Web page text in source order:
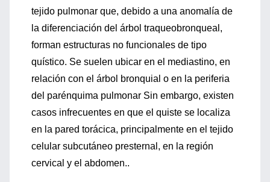
tejido pulmonar que, debido a una anomalía de
la diferenciación del árbol traqueobronqueal,
forman estructuras no funcionales de tipo
quístico. Se suelen ubicar en el mediastino, en
relación con el árbol bronquial o en la periferia
del parénquima pulmonar Sin embargo, existen
casos infrecuentes en que el quiste se localiza
en la pared torácica, principalmente en el tejido
celular subcutáneo presternal, en la región
cervical y el abdomen..